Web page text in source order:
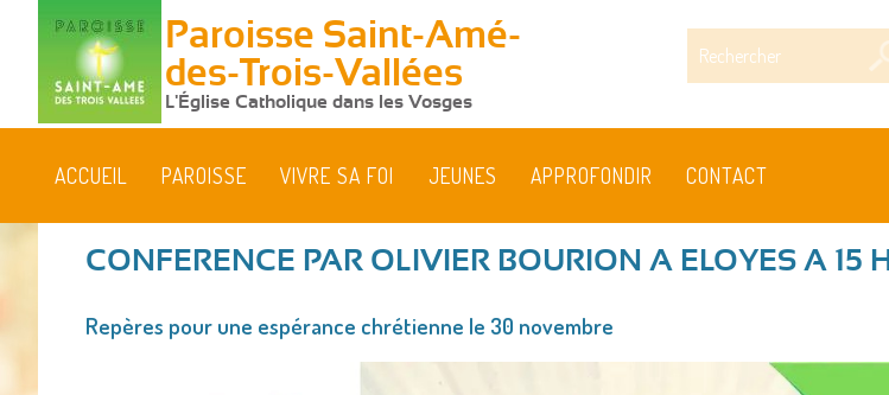
Paroisse Saint-Amé-
des-Trois-Vallées
L'Église Catholique dans les Vosges
ACCUEIL PAROISSE VIVRE SA FOI JEUNES APPROFONDIR CONTACT
êtes
CONFERENCE PAR OLIVIER BOURION A ELOYES A 15 H
Repères pour une espérance chrétienne le 30 novembre